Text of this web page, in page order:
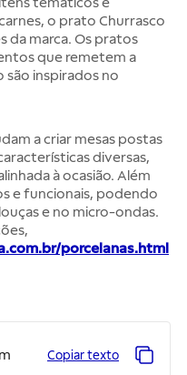
o prato Churrasco
da marca. Os pratos
que remetem a
são inspirados no
a criar mesas postas
diversas,
à ocasião. Além
e funcionais, podendo
e no micro-ondas.
porcelanas.html
Copiar texto